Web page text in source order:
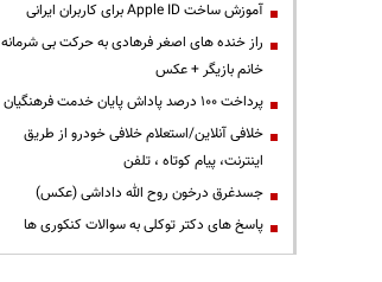
آموزش ساخت Apple ID برای کاربران ایرانی
راز خنده های اصغر فرهادی به حرکت بی شرمانه
خانم بازیگر + عکس
پرداخت ۱۰۰ درصد پاداش پایان خدمت فرهنگیان
خلافی آنلاین/استعلام خلافی خودرو از طریق
اینترنت، پیام کوتاه ، تلفن
جسدغرق درخون روح الله داداشی (عکس)
پاسخ های دکتر توکلی به سوالات کنکوری ها